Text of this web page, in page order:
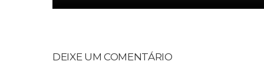
DEIXE UM COMENTÁRIO